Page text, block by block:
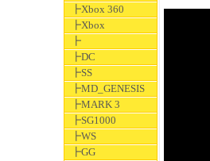
┣Xbox 360
┣Xbox
┣
┣DC
┣SS
┣MD_GENESIS
┣MARK 3
┣SG1000
┣WS
┣GG